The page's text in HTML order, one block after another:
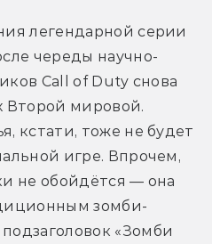
легендарной серии
череды научно-
Call of Duty снова
Второй мировой.
кстати, тоже не будет
игре. Впрочем,
не обойдётся — она
зомби-
«Зомби